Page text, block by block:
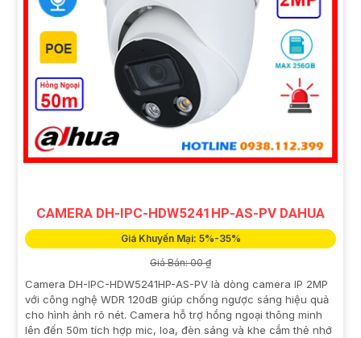
CAMERA DH-IPC-HDW5241HP-AS-PV DAHUA
Giá Khuyến Mại: 5%-35%
Giá Bán: 00 ₫
Camera DH-IPC-HDW5241HP-AS-PV là dòng camera IP 2MP
với công nghệ WDR 120dB giúp chống ngược sáng hiệu quả
cho hình ảnh rõ nét. Camera hỗ trợ hồng ngoại thông minh
lên đến 50m tích hợp mic, loa, đèn sáng và khe cắm thẻ nhớ